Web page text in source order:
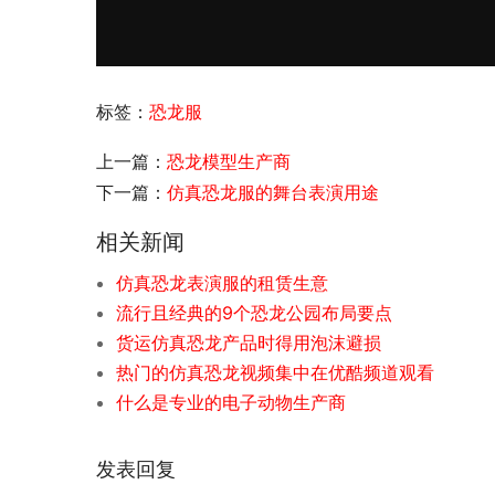
标签： 恐龙服
上一篇： 恐龙模型生产商
下一篇： 仿真恐龙服的舞台表演用途
相关新闻
仿真恐龙表演服的租赁生意
流行且经典的9个恐龙公园布局要点
货运仿真恐龙产品时得用泡沫避损
热门的仿真恐龙视频集中在优酷频道观看
什么是专业的电子动物生产商
发表回复